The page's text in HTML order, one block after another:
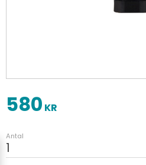
580 KR
Antal